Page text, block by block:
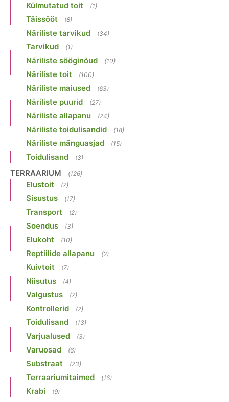
Külmutatud toit (1)
Täissööt (8)
Näriliste tarvikud (34)
Tarvikud (1)
Näriliste sööginõud (10)
Näriliste toit (100)
Näriliste maiused (63)
Näriliste puurid (27)
Näriliste allapanu (24)
Näriliste toidulisandid (18)
Näriliste mänguasjad (15)
Toidulisand (3)
TERRAARIUM (126)
Elustoit (7)
Sisustus (17)
Transport (2)
Soendus (3)
Elukoht (10)
Reptiilide allapanu (2)
Kuivtoit (7)
Niisutus (4)
Valgustus (7)
Kontrollerid (2)
Toidulisand (13)
Varjualused (3)
Varuosad (6)
Substraat (23)
Terraariumitaimed (16)
Krabi (9)